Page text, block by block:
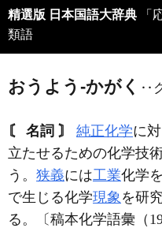
精選版 日本国語大辞典 「
類語
おうよう‐かがく ‥
〘 名詞 〙 純正化学に
立たせるための化学技
う。 狭義には工業化学
で生じる化学現象 を研
る。〔稿本化学語彙（